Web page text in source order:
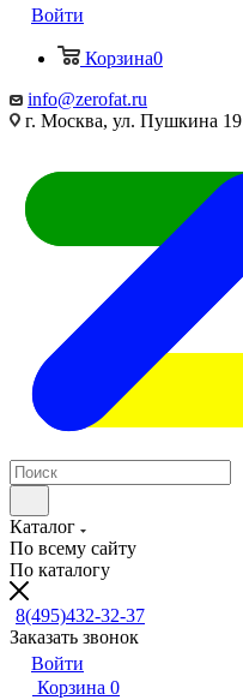
Войти
Корзина0
info@zerofat.ru
г. Москва, ул. Пушкина 19
Каталог
По всему сайту
По каталогу
8(495)432-32-37
Заказать звонок
Войти
Корзина 0